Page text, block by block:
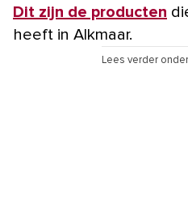
Dit zijn de producten
heeft in Alkmaar.
Lees verder